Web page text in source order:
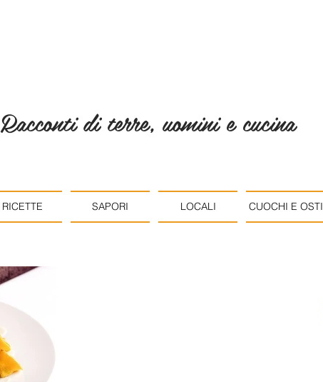
Racconti di terre, uomini e cucina
RICETTE SAPORI LOCALI CUOCHI E OSTI